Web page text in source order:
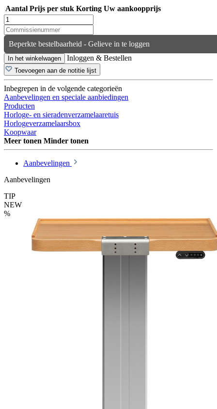
Aantal Prijs per stuk Korting Uw aankoopprijs
Beperkte bestelbaarheid - Gelieve in te loggen
In het winkelwagen Inloggen & Bestellen
Toevoegen aan de notitie lijst
Inbegrepen in de volgende categorieën
Aanbevelingen en speciale aanbiedingen
Producten
Horloge- en sieradenverzamelaaretuis
Horlogeverzamelaarsbox
Koopwaar
Meer tonen Minder tonen
Aanbevelingen
Aanbevelingen
TIP
NEW
%